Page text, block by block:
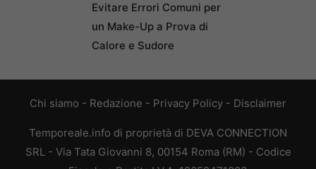
Evitare Errori Comuni per
un Make-Up a Prova di
Calore e Sudore
Chi siamo - Redazione - Privacy Policy - Disclaimer
Temporeale.info di proprietà di DEVA CONNECTION
SRL - Via Tata Giovanni 8, 00154 Roma (RM) - Codice